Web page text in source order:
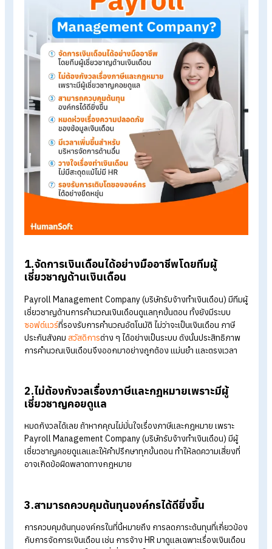
เพราะยุคนี้ต้องการความรวดเร็ว ถูกต้อง แม่นยำ และเชื่อถือได้ เพื่
เกิดความคล่องตัวในการบริหารจัดการองค์กร โดยเฉพาะเรื่องเงิน
เดือนของพนักงาน ดังนั้นจึงควรจ้าง Payroll Management
Company ด้วยเหตุผลต่อไปนี้
1.จัดการเงินเดือนได้อย่างมืออาชีพโดยทีมผู้
เชี่ยวชาญด้านเงินเดือน
Payroll Management Company (บริษัทรับจ้างทำเงินเดือน) มี
เชี่ยวชาญด้านการคำนวณเงินเดือนดูแลทุกขั้นตอน ทั้งยังมีระบบ
ซอฟต์แวร์ที่รองรับการคำนวณอัตโนมัติ ไม่ว่าจะเป็นเงินเดือน ภาษี
ประกันสังคมสวัสดิการ ต่าง ๆ ได้อย่างเป็นระบบ ดังนั้นประสิทธิภา